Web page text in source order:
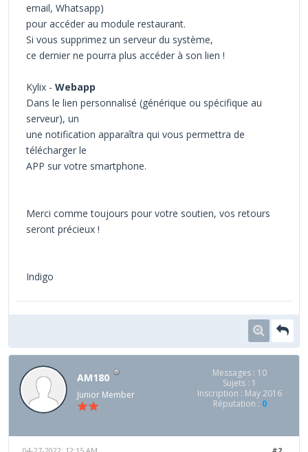
email, Whatsapp)
pour accéder au module restaurant.
Si vous supprimez un serveur du système,
ce dernier ne pourra plus accéder à son lien !
Kylix - Webapp
Dans le lien personnalisé (générique ou spécifique au
serveur), un
une notification apparaîtra qui vous permettra de
télécharger le
APP sur votre smartphone.
Merci comme toujours pour votre soutien, vos retours
seront précieux !
Indigo
AM180
Junior Member
Messages : 10
Sujets : 1
Inscription : May 2016
Réputation : 0